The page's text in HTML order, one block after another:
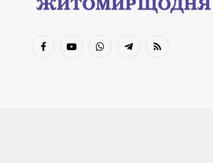
FacebookYouTubeWhatsAppTelegramRSS